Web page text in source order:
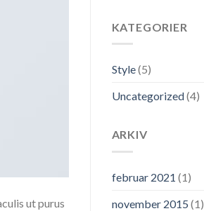
ut purus
KATEGORIER
Style(5)
Uncategorized(4)
ARKIV
februar 2021 (1)
november 2015 (1)